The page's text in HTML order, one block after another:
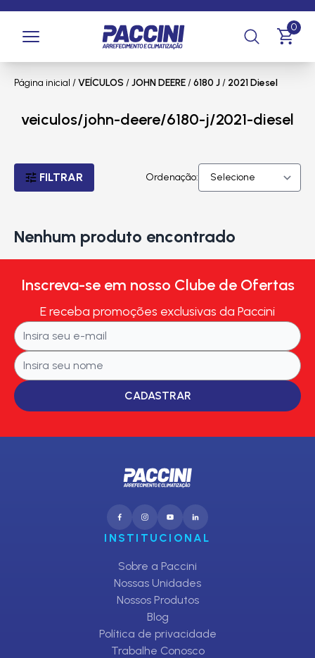
0
Página inicial /VEÍCULOS /JOHN DEERE/6180 J/ 2021 Diesel
veiculos/john-deere/6180-j/2021-diesel
FILTRAR Ordenação:
Nenhum produto encontrado
Inscreva-se em nosso Clube de Ofertas
E receba promoções exclusivas da Paccini
CADASTRAR
INSTITUCIONAL
Sobre a Paccini
Nossas Unidades
Nossos Produtos
Blog
Política de privacidade
Trabalhe Conosco